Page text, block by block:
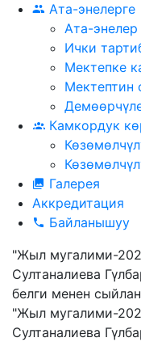
Ата-энелерге
Ата-
Ички
Мектепке
Мектептин
Камкордук
Галерея
Аккредитация
Байланышуу
"Жыл мугалими-
Султаналиева
белги менен
"Жыл мугалими-
Султаналиева